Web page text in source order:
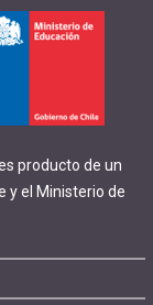
producto de un
y el Ministerio de